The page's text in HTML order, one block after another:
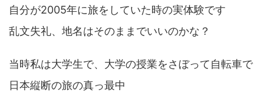
自分が2005年に旅をしていた時の実体験です
乱文失礼、地名はそのままでいいのかな？
当時私は大学生で、大学の授業をさぼって自転車で
日本縦断の旅の真っ最中